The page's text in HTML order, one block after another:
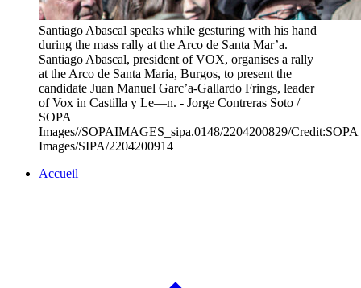
Santiago Abascal speaks while gesturing with his hand
during the mass rally at the Arco de Santa Mar’a.
Santiago Abascal, president of VOX, organises a rally
at the Arco de Santa Maria, Burgos, to present the
candidate Juan Manuel Garc’a-Gallardo Frings, leader
of Vox in Castilla y Le—n. - Jorge Contreras Soto /
SOPA
Images//SOPAIMAGES_sipa.0148/2204200829/Credit:SOPA
Images/SIPA/2204200914
Accueil